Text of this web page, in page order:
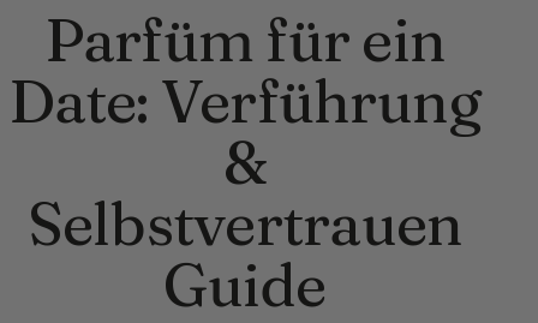
Parfüm für ein
Date: Verführung
&
Selbstvertrauen
Guide